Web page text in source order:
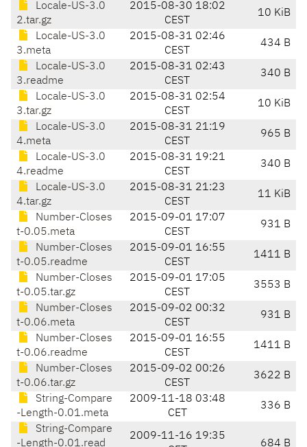
Locale-US-3.0
2.tar.gz
2015-08-30 18:02
CEST
10 KiB
Locale-US-3.0
3.meta
2015-08-31 02:46
CEST
434 B
Locale-US-3.0
3.readme
2015-08-31 02:43
CEST
340 B
Locale-US-3.0
3.tar.gz
2015-08-31 02:54
CEST
10 KiB
Locale-US-3.0
4.meta
2015-08-31 21:19
CEST
965 B
Locale-US-3.0
4.readme
2015-08-31 19:21
CEST
340 B
Locale-US-3.0
4.tar.gz
2015-08-31 21:23
CEST
11 KiB
Number-Closes
t-0.05.meta
2015-09-01 17:07
CEST
931 B
Number-Closes
t-0.05.readme
2015-09-01 16:55
CEST
1411 B
Number-Closes
t-0.05.tar.gz
2015-09-01 17:05
CEST
3553 B
Number-Closes
t-0.06.meta
2015-09-02 00:32
CEST
931 B
Number-Closes
t-0.06.readme
2015-09-01 16:55
CEST
1411 B
Number-Closes
t-0.06.tar.gz
2015-09-02 00:26
CEST
3622 B
String-Compare
-Length-0.01.meta
2009-11-18 03:48
CET
336 B
String-Compare
-Length-0.01.read
2009-11-16 19:35
684 B